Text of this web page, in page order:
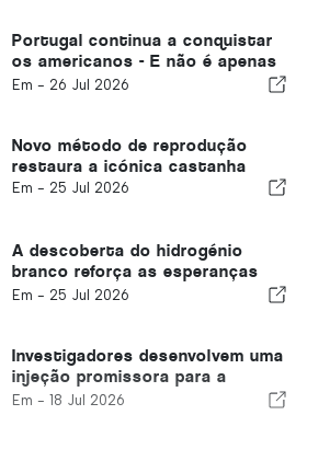
Portugal continua a conquistar
os americanos - E não é apenas
pelo sol.
Em - 26 Jul 2026
Novo método de reprodução
restaura a icónica castanha
Em - 25 Jul 2026
A descoberta do hidrogénio
branco reforça as esperanças
em torno da energia limpa
Em - 25 Jul 2026
Investigadores desenvolvem uma
injeção promissora para a
artrite
Em - 18 Jul 2026